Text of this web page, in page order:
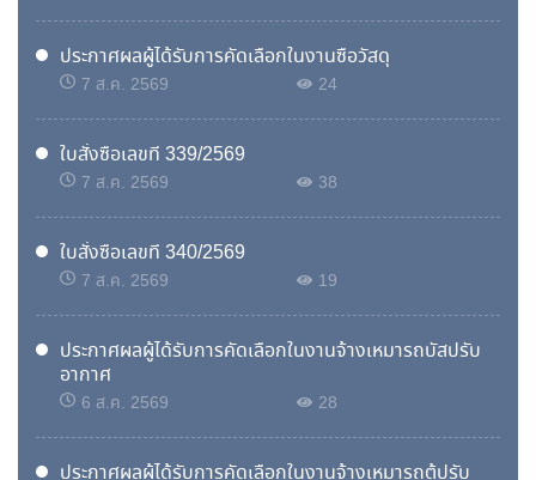
ประกาศผลผู้ได้รับการคัดเลือกในงานซื้อวัสดุ
7 ส.ค. 2569 24
ใบสั่งซื้อเลขที่ 339/2569
7 ส.ค. 2569 38
ใบสั่งซื้อเลขที่ 340/2569
7 ส.ค. 2569 19
ประกาศผลผู้ได้รับการคัดเลือกในงานจ้างเหมารถบัสปรับ
อากาศ
6 ส.ค. 2569 28
ประกาศผลผู้ได้รับการคัดเลือกในงานจ้างเหมารถตู้ปรับ